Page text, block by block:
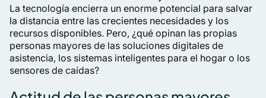
La tecnología encierra un enorme potencial para salvar
la distancia entre las crecientes necesidades y los
recursos disponibles. Pero, ¿qué opinan las propias
personas mayores de las soluciones digitales de
asistencia, los sistemas inteligentes para el hogar o los
sensores de caídas?